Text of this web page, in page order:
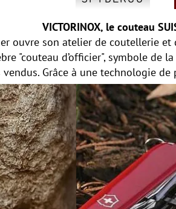
VICTORINOX, le couteau
ouvre son atelier de coutellerie
"couteau d’officier", symbole de
Grâce à une technologie